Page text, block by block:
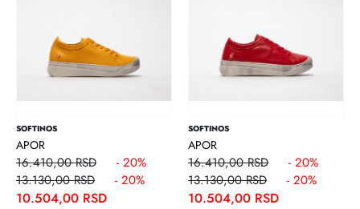
SOFTINOS
APOR
16.410,00 RSD
- 20%
13.130,00 RSD
- 20%
10.504,00 RSD
SOFTINOS
APOR
16.410,00 RSD
- 20%
13.130,00 RSD
- 20%
10.504,00 RSD